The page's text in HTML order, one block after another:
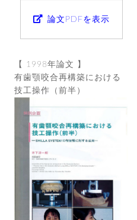
論文PDFを表示
【 1998年論文 】
有歯顎咬合再構築における
技工操作（前半）